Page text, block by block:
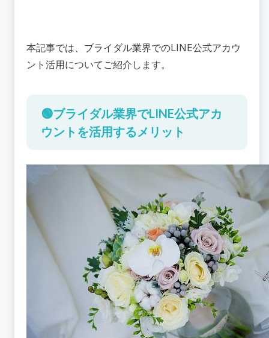
[式前]式場を選ぶ際の不安や疑問を解消
[式後]継続的コミュニケーションでライフステー
ブライダル業界のマーケティングは顧客情報の管
理が課題
LINEのAIチャットや自動応答の活用でブライダル
業界の夜間対応も可能に
リッチメニューからよくある質問やホームページ
にアクセスできる
📚LINE公式アカウントの活用でブライダル業界の
成約率アップが期待できます
本記事では、ブライダル業界でのLINE公式アカウ
ント活用についてご紹介します。
🟢ブライダル業界でLINE公式アカ
ウントを活用するメリット